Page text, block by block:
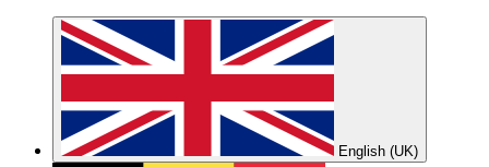
English (UK)